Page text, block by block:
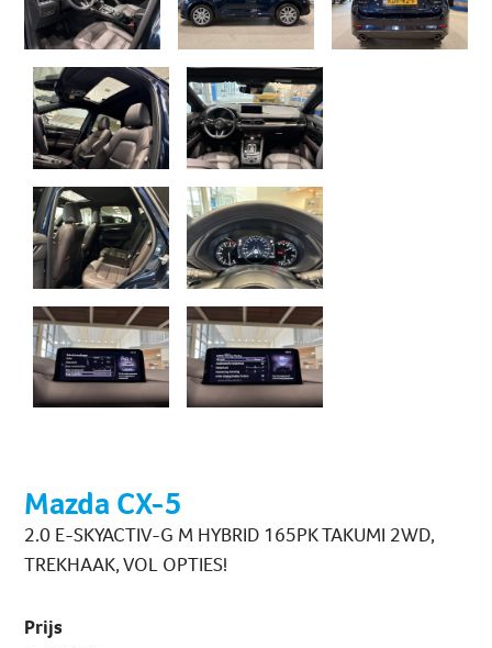
Mazda CX-5
2.0 E-SKYACTIV-G M HYBRID 165PK TAKUMI 2WD,
TREKHAAK, VOL OPTIES!
Prijs